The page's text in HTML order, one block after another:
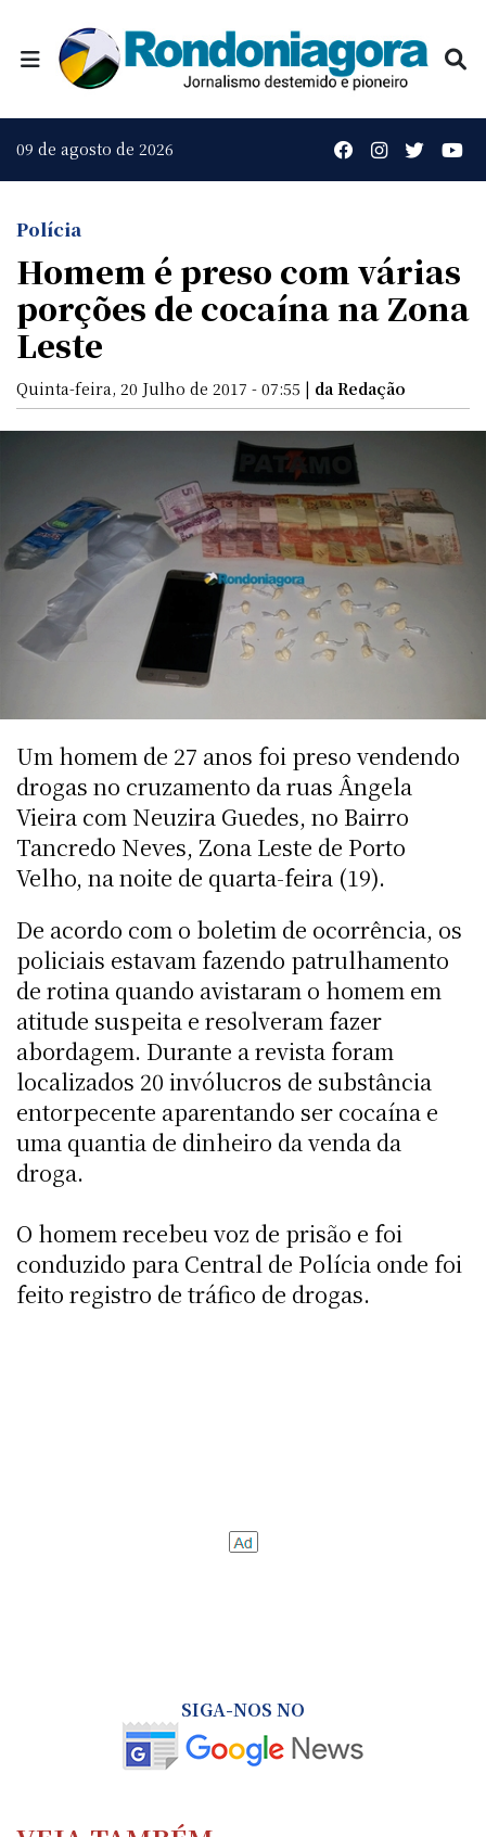
09 de agosto de 2026
Polícia
Homem é preso com várias
porções de cocaína na Zona
Leste
Quinta-feira, 20 Julho de 2017 - 07:55 | da Redação
Um homem de 27 anos foi preso vendendo
drogas no cruzamento da ruas Ângela
Vieira com Neuzira Guedes, no Bairro
Tancredo Neves, Zona Leste de Porto
Velho, na noite de quarta-feira (19).
De acordo com o boletim de ocorrência, os
policiais estavam fazendo patrulhamento
de rotina quando avistaram o homem em
atitude suspeita e resolveram fazer
abordagem. Durante a revista foram
localizados 20 invólucros de substância
entorpecente aparentando ser cocaína e
uma quantia de dinheiro da venda da
droga.
O homem recebeu voz de prisão e foi
conduzido para Central de Polícia onde foi
feito registro de tráfico de drogas.
SIGA-NOS NO